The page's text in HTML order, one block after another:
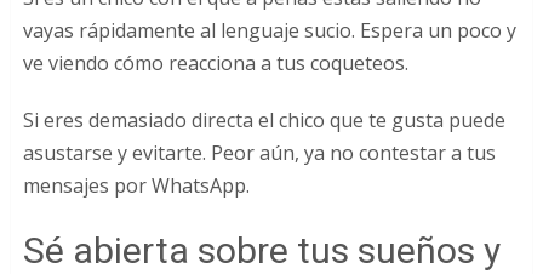
vayas rápidamente al lenguaje sucio. Espera un poco y
ve viendo cómo reacciona a tus coqueteos.
Si eres demasiado directa el chico que te gusta puede
asustarse y evitarte. Peor aún, ya no contestar a tus
mensajes por WhatsApp.
Sé abierta sobre tus sueños y